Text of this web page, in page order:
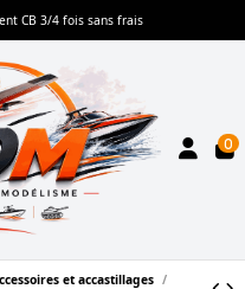
CB 3/4 fois sans frais
0
et accastillages